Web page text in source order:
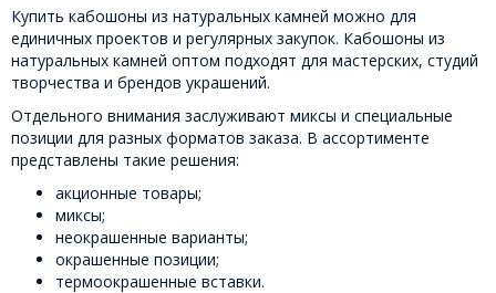
Купить кабошоны из натуральных камней можно для
единичных проектов и регулярных закупок. Кабошоны из
натуральных камней оптом подходят для мастерских, студий
творчества и брендов украшений.
Отдельного внимания заслуживают миксы и специальные
позиции для разных форматов заказа. В ассортименте
представлены такие решения:
акционные товары;
миксы;
неокрашенные варианты;
окрашенные позиции;
термоокрашенные вставки.